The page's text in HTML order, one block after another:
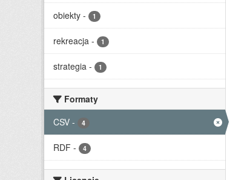
obiekty - 1
rekreacja - 1
strategia - 1
Formaty
CSV - 4
RDF - 4